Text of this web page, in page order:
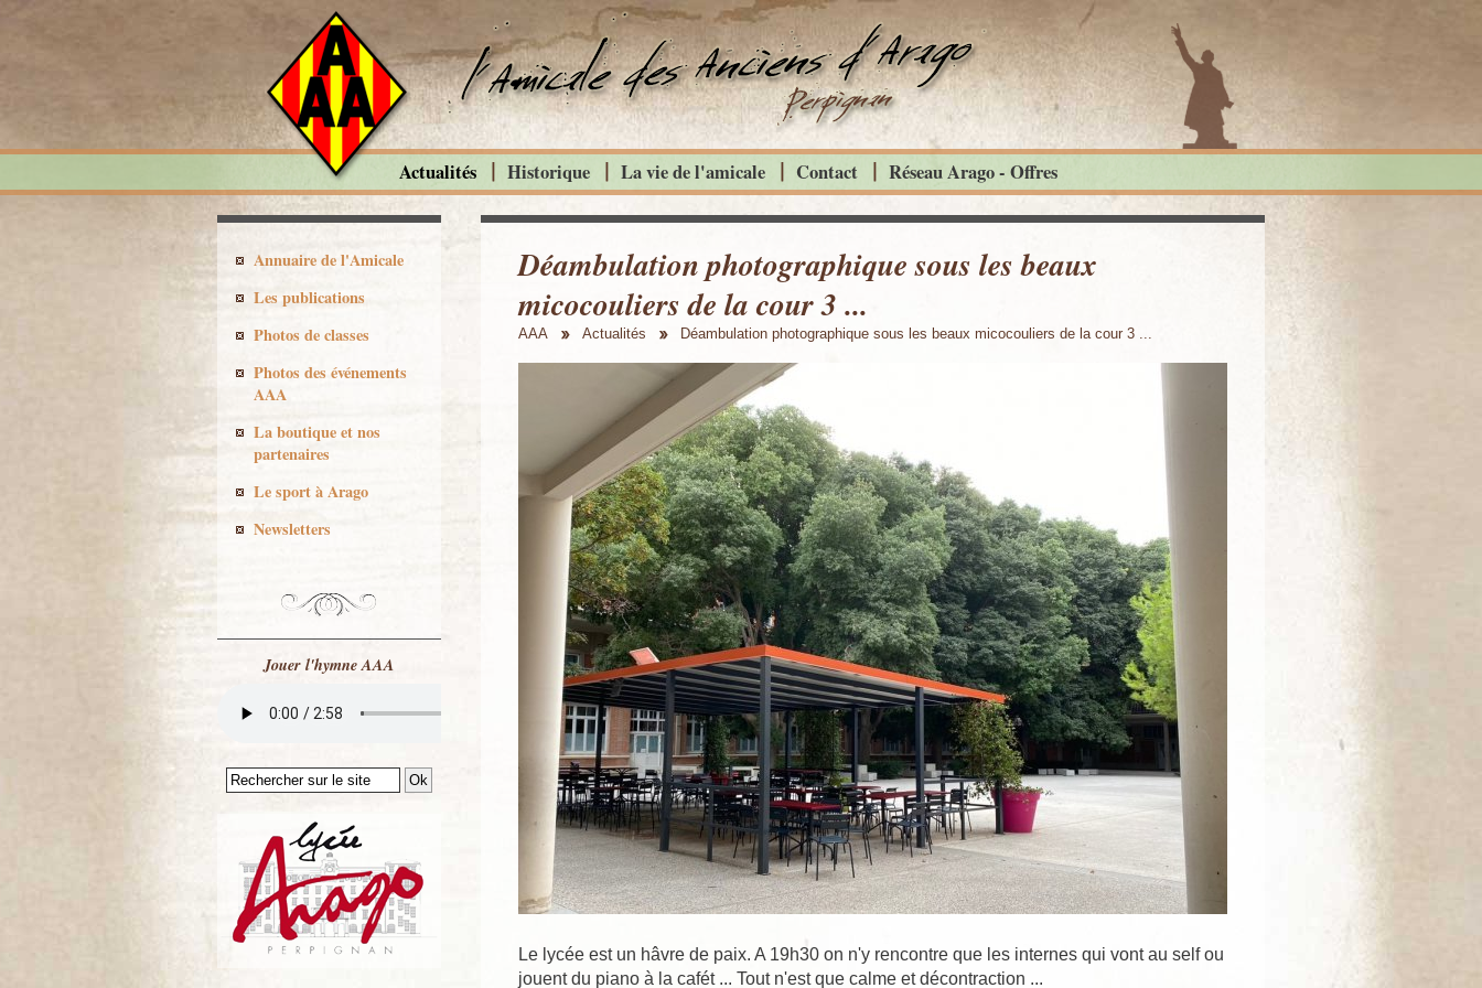
Déambulation photographique sous les beaux
micocouliers de la cour 3 ...
AAA Actualités Déambulation photographique sous les beaux micocouliers de la cour 3 ...
Le lycée est un hâvre de paix. A 19h30 on n'y rencontre que les internes qui vont au self ou
jouent du piano à la cafét ... Tout n'est que calme et décontraction ...
Actualités Historique La vie de l'amicale Contact Réseau Arago - Offres
Annuaire de l'Amicale
Les publications
Photos de classes
Photos des événements
AAA
La boutique et nos
partenaires
Le sport à Arago
Newsletters
Jouer l'hymne AAA